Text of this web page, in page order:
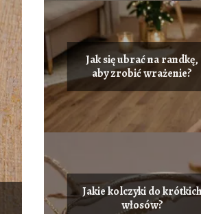
Jak się ubrać na randkę,
aby zrobić wrażenie?
Jakie kolczyki do
włosów?